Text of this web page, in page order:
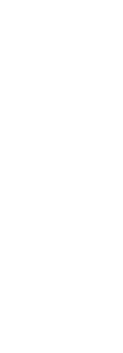
3 -
August 2026 u. a.
Harms
christl. Resilienz im